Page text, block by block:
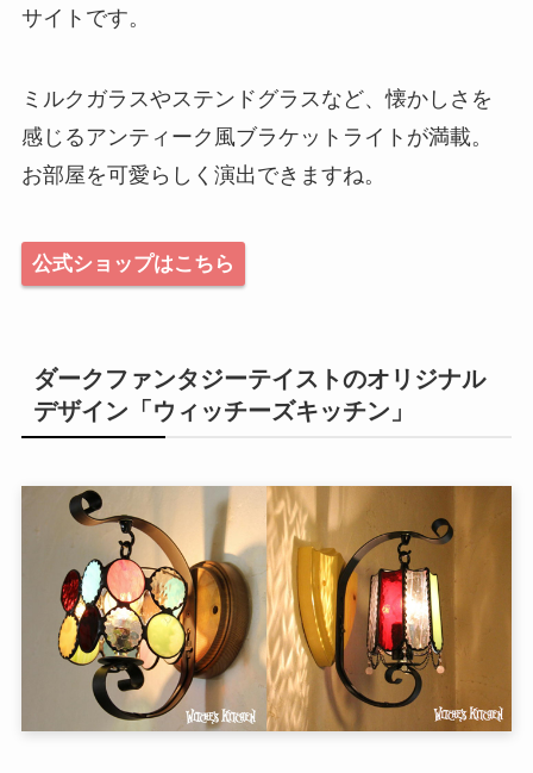
サイトです。
ミルクガラスやステンドグラスなど、懐かしさを
感じるアンティーク風ブラケットライトが満載。
お部屋を可愛らしく演出できますね。
公式ショップはこちら
ダークファンタジーテイストのオリジナル
デザイン「ウィッチーズキッチン」